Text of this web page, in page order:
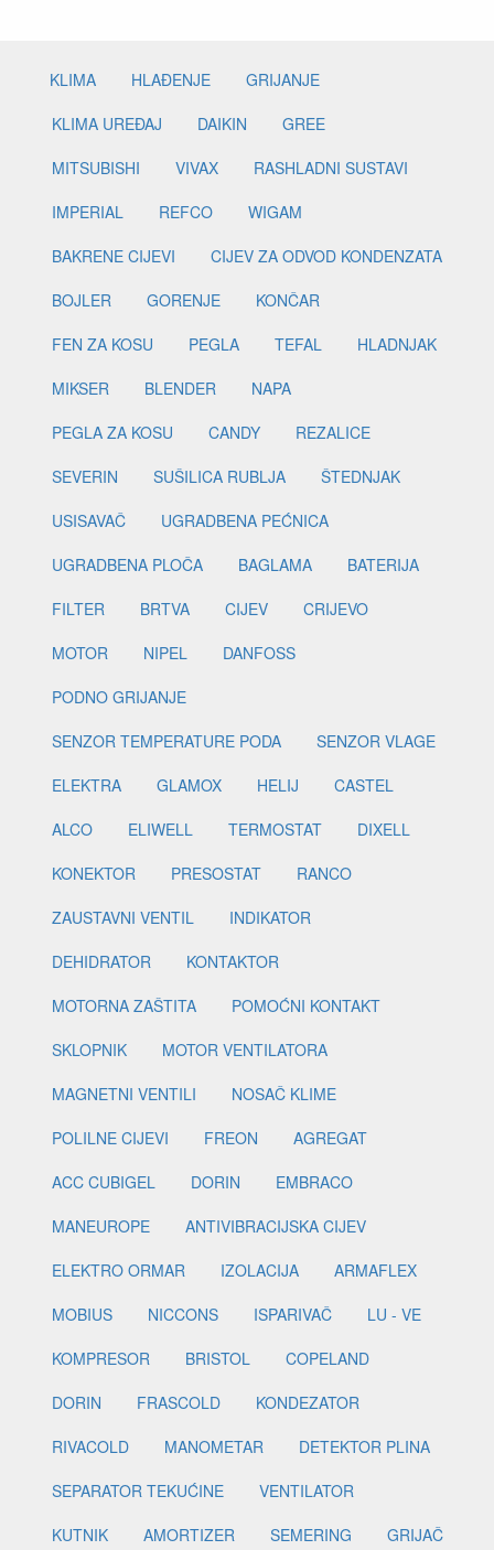
KLIMA HLAĐENJE
GRIJANJE
KLIMA UREĐAJ
DAIKIN
GREE
MITSUBISHI
VIVAX
RASHLADNI SUSTAVI
IMPERIAL
REFCO
WIGAM
BAKRENE CIJEVI
CIJEV ZA ODVOD KONDENZATA
BOJLER
GORENJE
KONČAR
FEN ZA KOSU
PEGLA TEFAL
HLADNJAK
MIKSER
BLENDER
NAPA
PEGLA ZA KOSU
CANDY
REZALICE
SEVERIN
SUŠILICA RUBLJA
ŠTEDNJAK
USISAVAČ
UGRADBENA PEĆNICA
UGRADBENA PLOČA
BAGLAMA
BATERIJA
FILTER
BRTVA CIJEV
CRIJEVO
MOTOR
NIPEL
DANFOSS
PODNO GRIJANJE
SENZOR TEMPERATURE PODA
SENZOR VLAGE
ELEKTRA
GLAMOX HELIJ
CASTEL
ALCO
ELIWELL TERMOSTAT
DIXELL
KONEKTOR
PRESOSTAT
RANCO
ZAUSTAVNI VENTIL
INDIKATOR
DEHIDRATOR
KONTAKTOR
MOTORNA ZAŠTITA
POMOĆNI KONTAKT
SKLOPNIK
MOTOR VENTILATORA
MAGNETNI VENTILI
NOSAČ KLIME
POLILNE CIJEVI
FREON
AGREGAT
ACC CUBIGEL
DORIN
EMBRACO
MANEUROPE
ANTIVIBRACIJSKA CIJEV
ELEKTRO ORMAR
IZOLACIJA
ARMAFLEX
MOBIUS
NICCONS ISPARIVAČ
LU - VE
KOMPRESOR
BRISTOL
COPELAND
DORIN
FRASCOLD
KONDEZATOR
RIVACOLD
MANOMETAR
DETEKTOR PLINA
SEPARATOR TEKUĆINE
VENTILATOR
KUTNIK
AMORTIZER SEMERING
GRIJAČ